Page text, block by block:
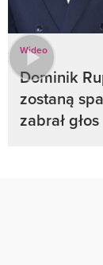
Wideo
Dominik
zostaną
zabrał głos